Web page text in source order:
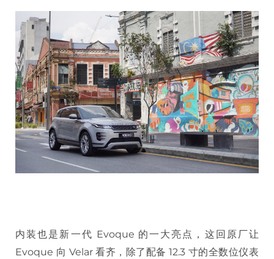
内装也是新一代 Evoque 的一大亮点，这回原厂让
Evoque 向 Velar 看齐，除了配备 12.3 寸的全数位仪表